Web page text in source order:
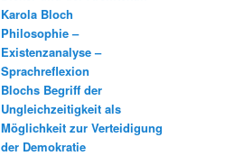
Karola Bloch
Philosophie –
Existenzanalyse –
Sprachreflexion
Blochs Begriff der
Ungleichzeitigkeit als
Möglichkeit zur Verteidigung
der Demokratie